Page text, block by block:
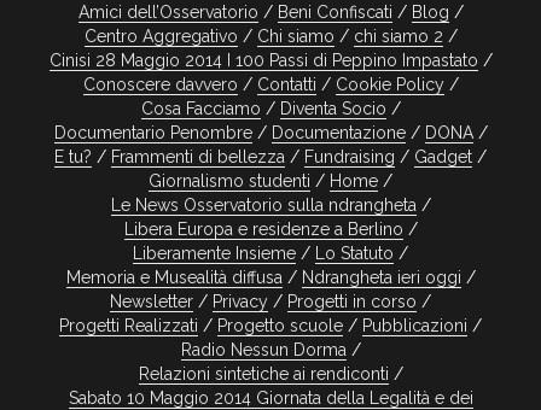
Amici dell’Osservatorio Beni Confiscati
Blog
Centro Aggregativo
Chi siamo
chi siamo 2
Cinisi 28 Maggio 2014 I 100 Passi di Peppino Impastato
Conoscere davvero
Contatti
Cookie Policy
Cosa Facciamo
Diventa Socio
Documentario Penombre
Documentazione
DONA
E tu?
Frammenti di bellezza Fundraising
Gadget
Giornalismo studenti
Home
Le News Osservatorio sulla ndrangheta
Libera Europa e residenze a Berlino
Liberamente Insieme
Lo Statuto
Memoria e Musealità diffusa
Ndrangheta ieri oggi
Newsletter
Privacy
Progetti in corso
Progetti Realizzati
Progetto scuole
Pubblicazioni
Radio Nessun Dorma
Relazioni sintetiche ai rendiconti
Sabato 10 Maggio 2014 Giornata della Legalità e dei